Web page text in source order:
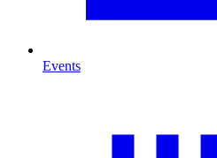
Events